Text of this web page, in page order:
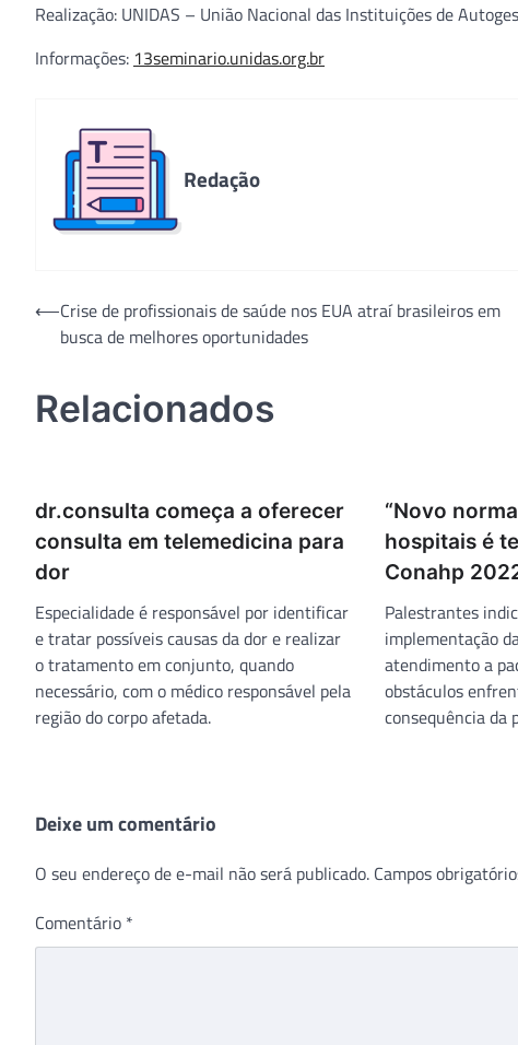
Realização: UNIDAS – União Nacional das Instituições de
Informações: 13seminario.unidas.org.br
Redação
Navegação
⟵Crise de profissionais de saúde nos EUA atraí brasileiros em
busca de melhores oportunidades
Relacionados
dr.consulta começa a oferecer
consulta em telemedicina para
dor
Especialidade é responsável por identificar
e tratar possíveis causas da dor e realizar
o tratamento em conjunto, quando
necessário, com o médico responsável pela
região do corpo afetada.
“Novo
hospitais é
Conahp
Palestrantes
implementação
atendimento a
obstáculos
consequência da
Deixe um comentário
O seu endereço de e-mail não será publicado. Campos
Comentário *